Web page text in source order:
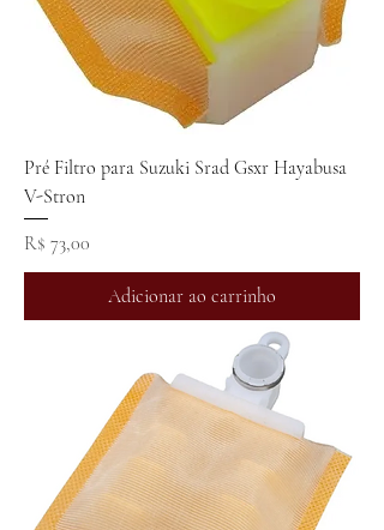
Pré Filtro para Suzuki Srad Gsxr Hayabusa
V-Stron
Preço
R$ 73,00
Adicionar ao carrinho